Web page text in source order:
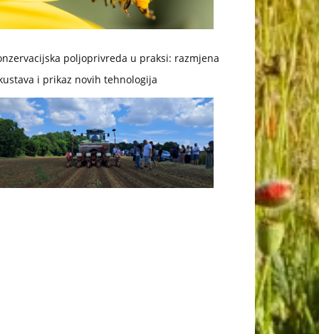
poljoprivreda u praksi: razmjena
i prikaz novih tehnologija